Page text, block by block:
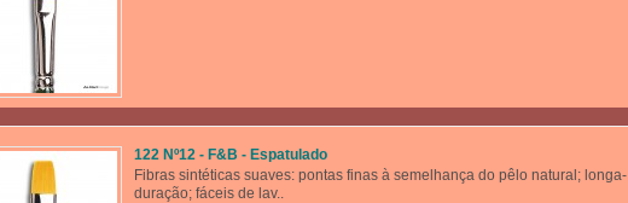
122 Nº12 - F&B - Espatulado
Fibras sintéticas suaves: pontas finas à semelhança do pêlo natural; longa-
duração; fáceis de lav..